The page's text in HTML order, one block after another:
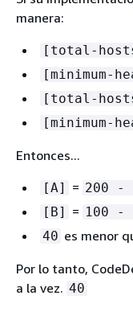
manera:
[total-
[minimum-
[total-
[minimum-
Entonces...
[A] = 200 -
[B]
= 100 -
40 es menor
Por lo tanto,
a la vez. 40